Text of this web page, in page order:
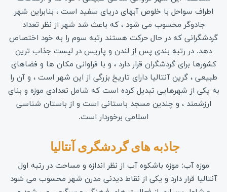
اطراف سواحل با خلوص آبهای دریای سفید است ، بنابراین شهر
جادوگر محسوب می شود ، که باعث شد شهر از نظر تعداد
گردشگرانی که در حال حرکت هستند رتبه سوم را به خود اختصاص
دهد. در رتبه بندی پس از لندن و پاریس در لیست جذاب ترین
کشورها برای گردشگران قرار دارد ، و با فراوانی مکان ها و فضاهای
طبیعی ، گرین آنتالیا دارای تاریخ بزرگی از این شهر است ، و آن را
به یکی از شهرهایی تبدیل کرده است که شامل تعدادی موزه و بنای
ارزشمند ، و چندین مسجد باستانی است و از باستان شناسی
اسلامی برخوردار است.
جاذبه های گردشگری آنتالیا
موزه آب: موزه باشکوه آب از نظر اندازه و مساحت در رتبه اول
آنتالیا قرار دارد و یکی از نقاط دیدنی مدرن شهر محسوب می شود